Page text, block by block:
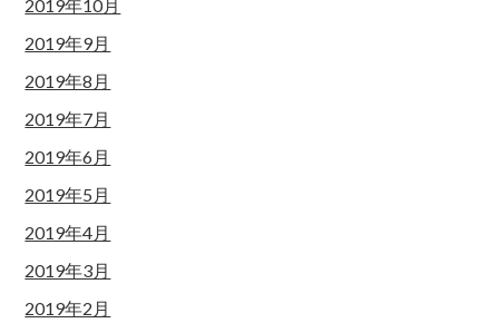
2019年10月
2019年9月
2019年8月
2019年7月
2019年6月
2019年5月
2019年4月
2019年3月
2019年2月